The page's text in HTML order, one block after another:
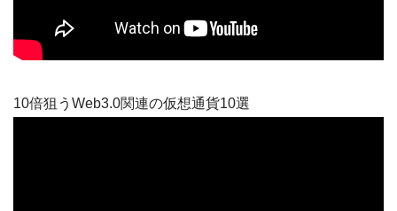
10倍狙うWeb3.0関連の仮想通貨10選